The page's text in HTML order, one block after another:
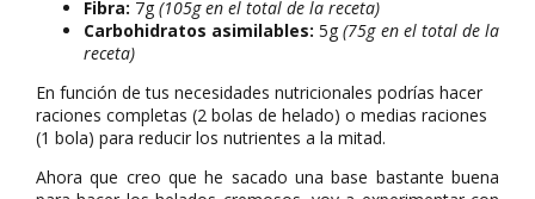
Fibra: 7g (105g en el total de la receta)
Carbohidratos asimilables: 5g(75g en el total de la
receta)
En función de tus necesidades nutricionales podrías hacer
raciones completas (2 bolas de helado) o medias raciones
(1 bola) para reducir los nutrientes a la mitad.
Ahora que creo que he sacado una base bastante buena